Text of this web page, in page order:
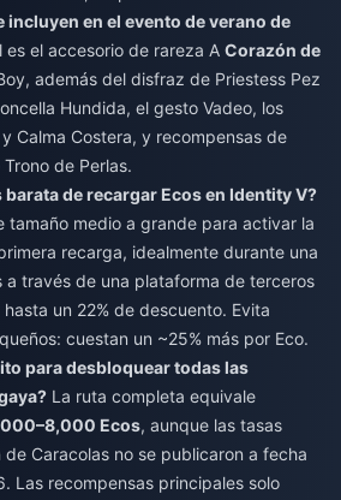
incluyen en el evento de verano de
es el accesorio de rareza A Corazón de
además del disfraz de Priestess Pez
Hundida, el gesto Vadeo, los
Calma Costera, y recompensas de
de Perlas.
barata de recargar Ecos en Identity V?
tamaño medio a grande para activar la
recarga, idealmente durante una
a través de una plataforma de terceros
un 22% de descuento. Evita
cuestan un ~25% más por Eco.
para desbloquear todas las
La ruta completa equivale
Ecos, aunque las tasas
Caracolas no se publicaron a fecha
Las recompensas principales solo